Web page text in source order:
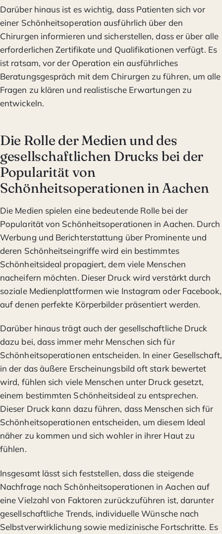
Darüber hinaus ist es wichtig, dass Patienten sich vor
einer Schönheitsoperation ausführlich über den
Chirurgen informieren und sicherstellen, dass er über alle
erforderlichen Zertifikate und Qualifikationen verfügt. Es
ist ratsam, vor der Operation ein ausführliches
Beratungsgespräch mit dem Chirurgen zu führen, um alle
Fragen zu klären und realistische Erwartungen zu
entwickeln.
Die Rolle der Medien und des
gesellschaftlichen Drucks bei der
Popularität von
Schönheitsoperationen in Aachen
Die Medien spielen eine bedeutende Rolle bei der
Popularität von Schönheitsoperationen in Aachen. Durch
Werbung und Berichterstattung über Prominente und
deren Schönheitseingriffe wird ein bestimmtes
Schönheitsideal propagiert, dem viele Menschen
nacheifern möchten. Dieser Druck wird verstärkt durch
soziale Medienplattformen wie Instagram oder Facebook,
auf denen perfekte Körperbilder präsentiert werden.
Darüber hinaus trägt auch der gesellschaftliche Druck
dazu bei, dass immer mehr Menschen sich für
Schönheitsoperationen entscheiden. In einer Gesellschaft,
in der das äußere Erscheinungsbild oft stark bewertet
wird, fühlen sich viele Menschen unter Druck gesetzt,
einem bestimmten Schönheitsideal zu entsprechen.
Dieser Druck kann dazu führen, dass Menschen sich für
Schönheitsoperationen entscheiden, um diesem Ideal
näher zu kommen und sich wohler in ihrer Haut zu
fühlen.
Insgesamt lässt sich feststellen, dass die steigende
Nachfrage nach Schönheitsoperationen in Aachen auf
eine Vielzahl von Faktoren zurückzuführen ist, darunter
gesellschaftliche Trends, individuelle Wünsche nach
Selbstverwirklichung sowie medizinische Fortschritte. Es